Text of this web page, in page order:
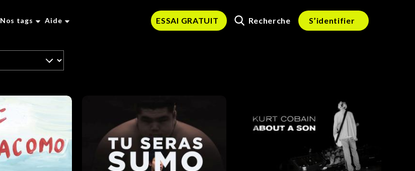
Nos tags Aide ESSAI GRATUIT Recherche S’identifier